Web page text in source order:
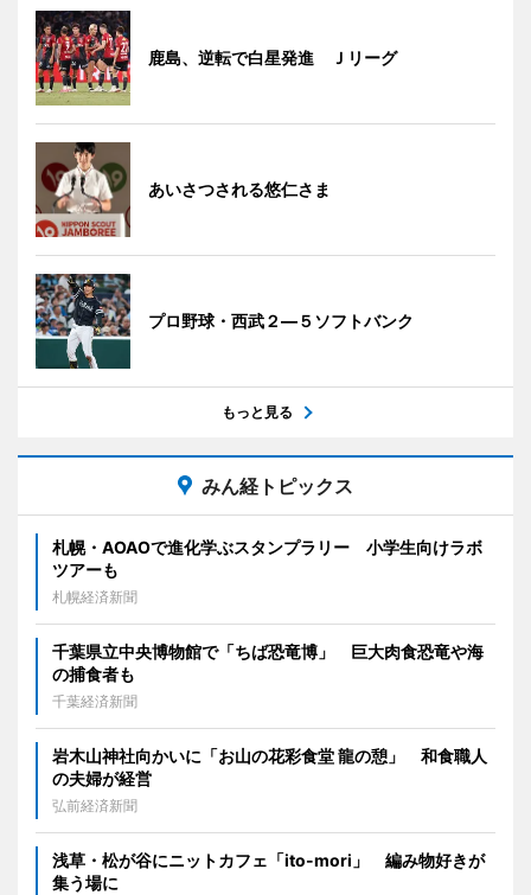
鹿島、逆転で白星発進 Ｊリーグ
あいさつされる悠仁さま
プロ野球・西武２―５ソフトバンク
もっと見る
みん経トピックス
札幌・AOAOで進化学ぶスタンプラリー 小学生向けラボ
ツアーも
札幌経済新聞
千葉県立中央博物館で「ちば恐竜博」 巨大肉食恐竜や海
の捕食者も
千葉経済新聞
岩木山神社向かいに「お山の花彩食堂 龍の憩」 和食職人
の夫婦が経営
弘前経済新聞
浅草・松が谷にニットカフェ「ito-mori」 編み物好きが
集う場に